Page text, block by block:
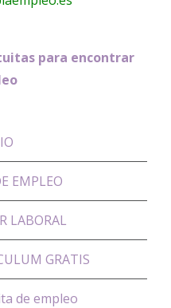
para encontrar
EMPLEO
LABORAL
GRATIS
de empleo